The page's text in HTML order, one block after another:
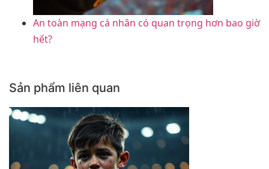
An toàn mạng cá nhân có quan trọng hơn bao giờ
hết?
Sản phẩm liên quan